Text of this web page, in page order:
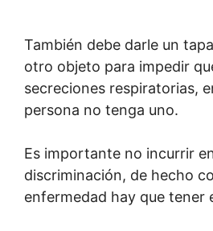
También debe darle un
otro objeto para impedir
secreciones respiratorias,
persona no tenga uno.
Es importante no incurrir
discriminación, de hecho
enfermedad hay que tener